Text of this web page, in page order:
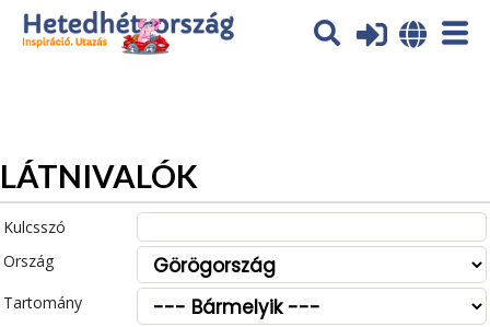
Az oldal sütiket (cookies) használ. További tájékoztatás itt:
Adatvédelmi tájékoztató
LÁTNIVALÓK
Kulcsszó
Ország
Tartomány